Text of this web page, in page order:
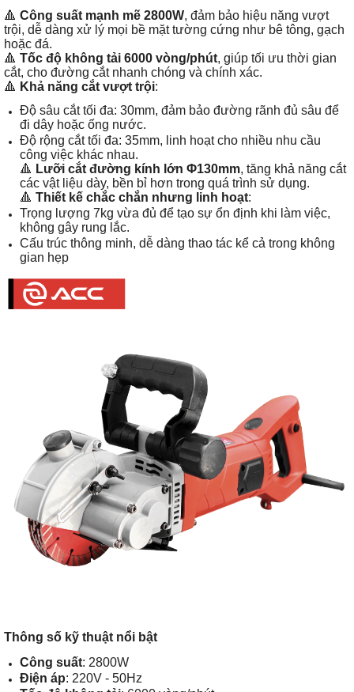
🔺 Công suất mạnh mẽ 2800W, đảm bảo hiệu năng vượt
trội, dễ dàng xử lý mọi bề mặt tường cứng như bê tông, gạch
hoặc đá.
🔺 Tốc độ không tải 6000 vòng/phút, giúp tối ưu thời gian
cắt, cho đường cắt nhanh chóng và chính xác.
🔺 Khả năng cắt vượt trội:
Độ sâu cắt tối đa: 30mm, đảm bảo đường rãnh đủ sâu để
đi dây hoặc ống nước.
Độ rộng cắt tối đa: 35mm, linh hoạt cho nhiều nhu cầu
công việc khác nhau.
🔺 Lưỡi cắt đường kính lớn Φ130mm, tăng khả năng cắt
các vật liệu dày, bền bỉ hơn trong quá trình sử dụng.
🔺 Thiết kế chắc chắn nhưng linh hoạt:
Trọng lượng 7kg vừa đủ để tạo sự ổn định khi làm việc,
không gây rung lắc.
Cấu trúc thông minh, dễ dàng thao tác kể cả trong không
gian hẹp
Thông số kỹ thuật nổi bật
Công suất: 2800W
Điện áp: 220V - 50Hz